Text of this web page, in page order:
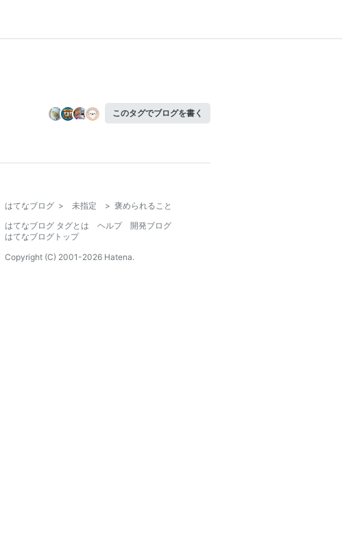
このタグでブログを書く
はてなブログ > 未指定 > 褒められること
はてなブログ タグとは
ヘルプ
開発ブログ
はてなブログトップ
Copyright (C) 2001-2026 Hatena.